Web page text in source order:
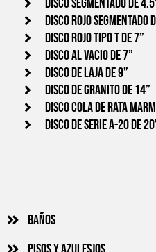
Disco segmentado de
Disco Rojo segmentado
Disco rojo tipo T de 7”
Disco al vacio de 7”
Disco de laja de 9”
Disco de granito de 14”
Disco cola de rata
Disco de serie A-20 de
Baños